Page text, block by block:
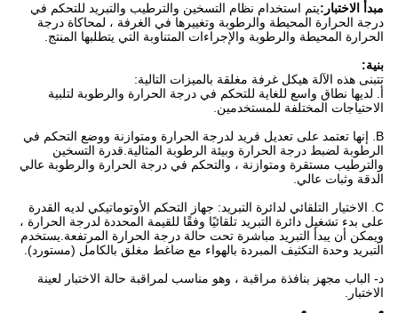
مبدأ الاختبار: يتم استخدام نظام التسخين والترطيب والتبريد للتحكم في
درجة الحرارة المحيطة والرطوبة وتغييرها في الغرفة ، لمحاكاة درجة
الحرارة المحيطة والرطوبة والإجراءات المتناوبة التي يتطلبها المنتج.
بنية:
تتبنى هذه الآلة هيكل غرفة مغلقة بالميزات التالية:
أ. لديها نطاق واسع للغاية للتحكم في درجة الحرارة والرطوبة لتلبية
الاحتياجات المختلفة للمستخدمين.
B. إنها تعتمد على تعديل فريد لدرجة الحرارة ومتوازنة ووضع التحكم في
الرطوبة لضبط درجة الحرارة وبيئة الرطوبة المثالية.قدرة التسخين
والترطيب مستقرة ومتوازنة ، والتحكم في درجة الحرارة والرطوبة عالي
الدقة وثبات عالي.
C. الاختيار التلقائي لدائرة التبريد: جهاز التحكم الأوتوماتيكي لديه القدرة
على بدء تشغيل دائرة التبريد تلقائيًا وفقًا للقيمة المحددة لدرجة الحرارة ،
ويمكن أن يبدأ التبريد مباشرة تحت حالة درجة الحرارة المرتفعة.يستخدم
التبريد وحدة التكثيف المبردة بالهواء مع ضاغط مغلق بالكامل (مستورد).
د- الباب مجهز بنافذة مراقبة ، وهو مناسب لمراقبة حالة الاختبار لعينة
الاختبار.